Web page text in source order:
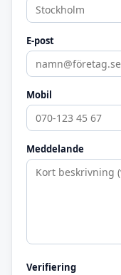
E-post
Mobil
Meddelande
Verifiering